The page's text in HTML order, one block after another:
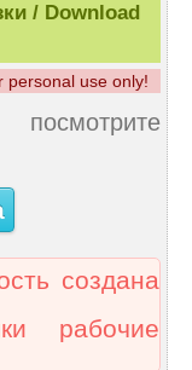
/ Download
personal use only!
создана
рабочие